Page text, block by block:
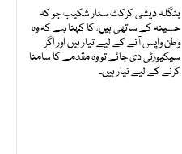
بنگلہ دیشی کرکٹ سٹار شکیب جو کہ
حسینہ کے ساتھی ہیں، کا کہنا ہے کہ وہ
وطن واپس آنے کے لیے تیار ہیں اور اگر
سیکیورٹی دی جائے تو وہ مقدمے کا سامنا
کرنے کے لیے تیار ہیں۔